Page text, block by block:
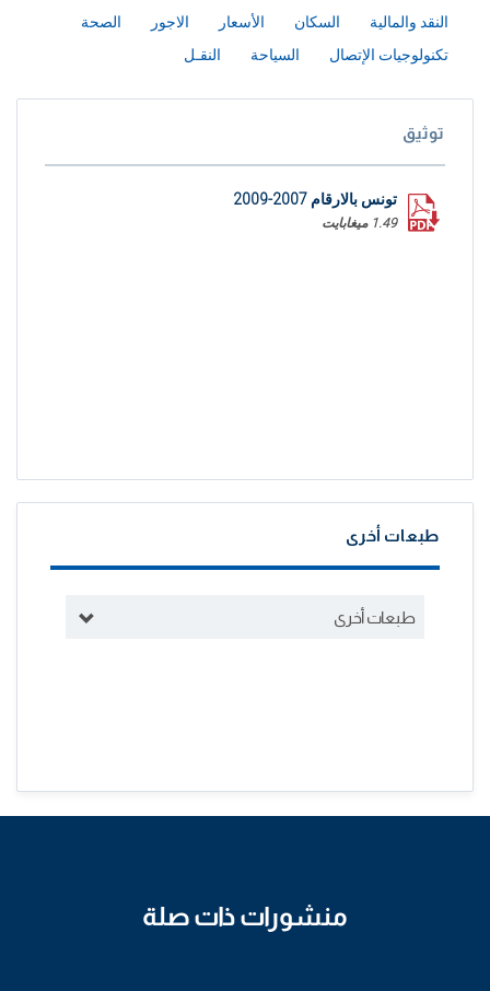
النقد والمالية
السكان الأسعار الاجور
الصحة
تكنولوجيات الإتصال
السياحة النقـل
توثيق
تونس بالارقام 2007-2009
1.49 ميغابايت
طبعات أخرى
طبعات أخرى
منشورات ذات صلة